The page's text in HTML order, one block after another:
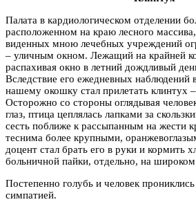
Палата в кардиологическом отделении
расположенном на краю лесного
виденных мною лечебных учреждений
– уличным окном. Лежащий на крайней
распахивая окно в летний дождливый
Вследствие его ежедневных наблюдений
нашему окошку стал прилетать клинтух
Осторожно со стороны оглядывая
глаз, птица цеплялась лапками за
сесть поближе к рассыпанным на жести
теснима более крупными,
доцент стал брать его в руки и кормить
больничной пайки, отдельно, на
Постепенно голубь и человек
симпатией.